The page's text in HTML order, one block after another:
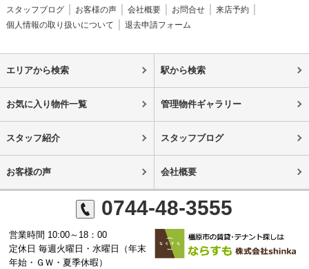
スタッフブログ
お客様の声 会社概要 お問合せ
来店予約
個人情報の取り扱いについて
退去申請フォーム
エリアから検索 駅から検索
お気に入り物件一覧 管理物件ギャラリー
スタッフ紹介 スタッフブログ
お客様の声 会社概要
0744-48-3555
営業時間 10:00～18：00
定休日 毎週火曜日・水曜日（年末
年始・ＧＷ・夏季休暇）